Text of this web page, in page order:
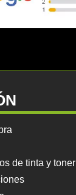
de tinta y toner